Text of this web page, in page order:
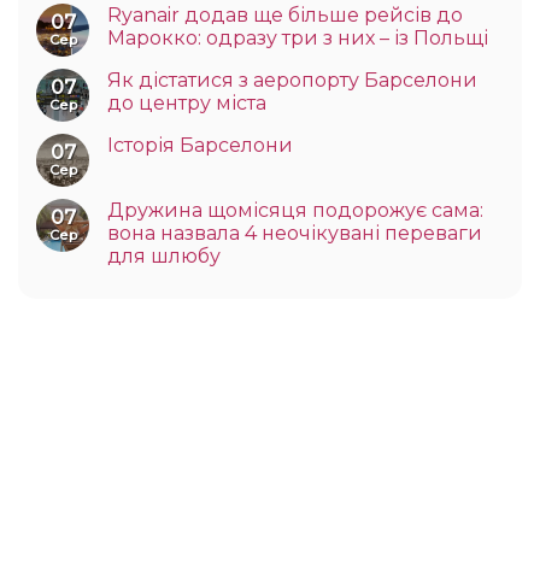
07
Сер
Ryanair додав ще більше рейсів до
Марокко: одразу три з них – із Польщі
07
Сер
Як дістатися з аеропорту Барселони
до центру міста
07
Сер
Історія Барселони
07
Сер
Дружина щомісяця подорожує сама:
вона назвала 4 неочікувані переваги
для шлюбу